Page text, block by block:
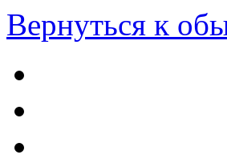
Вернуться к